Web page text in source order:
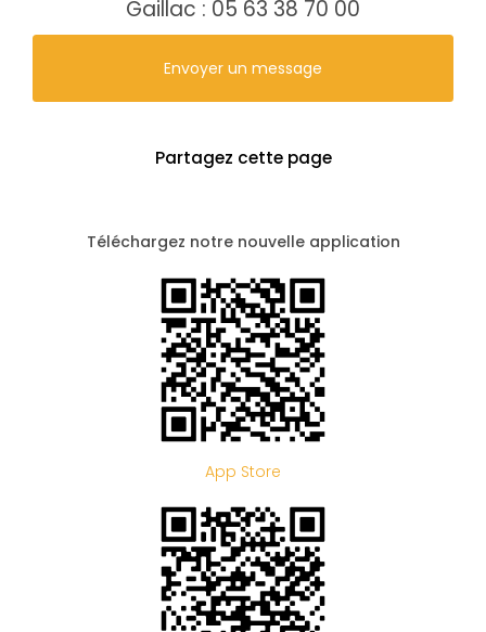
Gaillac : 05 63 38 70 00
Envoyer un message
Partagez cette page
Téléchargez notre nouvelle application
App Store